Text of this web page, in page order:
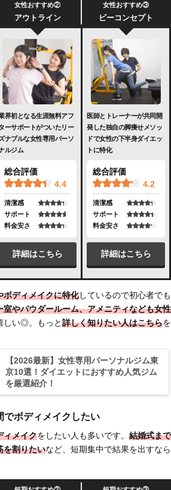
女性おすすめ②
アウトライン
女性おすすめ③
ビーコンセプト
界初となる生涯無料アフ
ーサポートがついたリー
ナブルな女性専用パーソ
ルジム
総合評価
4.4
清潔感
サポート
料金安さ
詳細はこちら
医師とトレーナーが共同開
発した独自の脚痩せメソッ
ドで女性の下半身ダイエッ
トに特化
総合評価
4.2
清潔感
サポート
料金安さ
詳細はこちら
ボディメイクに特化しているので初心者でも
室やパウダールーム、アメニティなども女性
しい◎。もっと詳しく知りたい人はこちらを
【2026最新】女性専用パーソナルジム東
京10選！ダイエットにおすすめ人気ジム
を厳選紹介！
でボディメイクしたい
ィメイクをしたい人も多いです。 結婚式まで
を割りたいなど、短期集中で結果を出すなら